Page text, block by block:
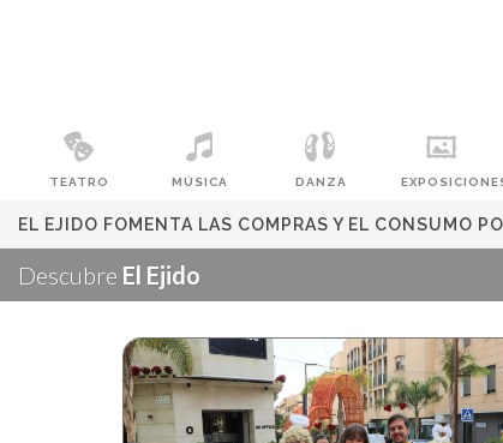
TEATRO MÚSICA DANZA
EL EJIDO FOMENTA LAS COMPRAS Y EL CONSUMO
Descubre El Ejido